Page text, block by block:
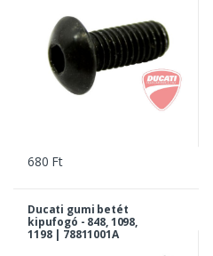
680 Ft
Ducati gumi betét
kipufogó - 848, 1098,
1198 | 78811001A